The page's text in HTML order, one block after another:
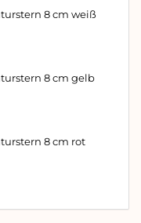
8 cm weiß
8 cm gelb
8 cm rot